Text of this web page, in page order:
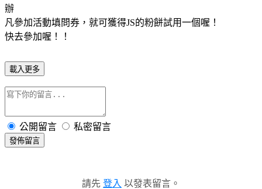
辦
凡參加活動填問券，就可獲得JS的粉餅試用一個喔！
快去參加喔！！
載入更多
公開留言 私密留言
發佈留言
請先 登入 以發表留言。